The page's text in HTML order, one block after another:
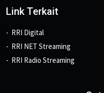
Link Terkait
RRI Digital
RRI NET Streaming
RRI Radio Streaming